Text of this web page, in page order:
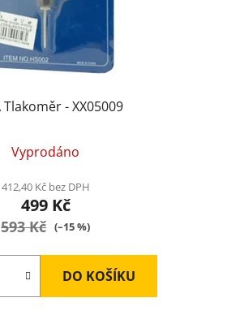
Tlakoměr - XX05009
hodnocení
produktu
je
5,0
Vyprodáno
412,40 Kč bez DPH
499 Kč
593 Kč (–15 %)
DO KOŠÍKU